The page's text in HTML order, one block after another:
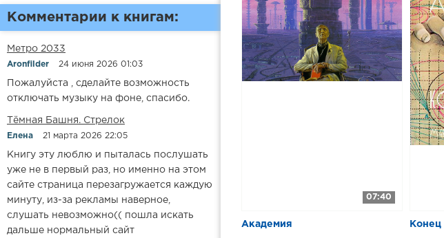
Комментарии к книгам:
Метро 2033
Aronfilder 24 июня 2026 01:03
Пожалуйста , сделайте возможность
отключать музыку на фоне, спасибо.
​​Тёмная Башня. Стрелок
Елена 21 марта 2026 22:05
Книгу эту люблю и пыталась послушать
уже не в первый раз, но именно на этом
сайте страница перезагружается каждую
минуту, из-за рекламы наверное,
слушать невозможно(( пошла искать
дальше нормальный сайт
07:40
​​Академия Конец